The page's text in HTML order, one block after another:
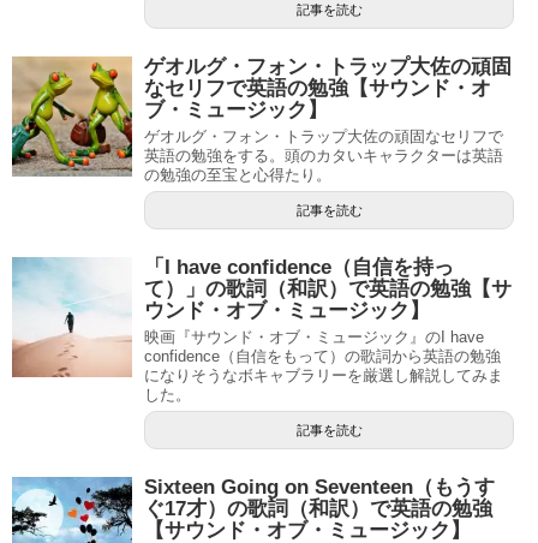
記事を読む
ゲオルグ・フォン・トラップ大佐の頑固
なセリフで英語の勉強【サウンド・オ
ブ・ミュージック】
ゲオルグ・フォン・トラップ大佐の頑固なセリフで
英語の勉強をする。頭のカタいキャラクターは英語
の勉強の至宝と心得たり。
記事を読む
「I have confidence（自信を持っ
て）」の歌詞（和訳）で英語の勉強【サ
ウンド・オブ・ミュージック】
映画『サウンド・オブ・ミュージック』のI have
confidence（自信をもって）の歌詞から英語の勉強
になりそうなボキャブラリーを厳選し解説してみま
した。
記事を読む
Sixteen Going on Seventeen（もうす
ぐ17才）の歌詞（和訳）で英語の勉強
【サウンド・オブ・ミュージック】